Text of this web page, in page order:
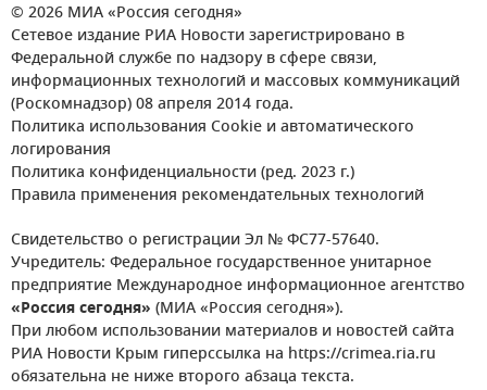
© 2026 МИА «Россия сегодня»
Сетевое издание РИА Новости зарегистрировано в
Федеральной службе по надзору в сфере связи,
информационных технологий и массовых коммуникаций
(Роскомнадзор) 08 апреля 2014 года.
Политика использования Cookie и автоматического
логирования
Политика конфиденциальности (ред. 2023 г.)
Правила применения рекомендательных технологий
Свидетельство о регистрации Эл № ФС77-57640.
Учредитель: Федеральное государственное унитарное
предприятие Международное информационное агентство
«Россия сегодня» (МИА «Россия сегодня»).
При любом использовании материалов и новостей сайта
РИА Новости Крым гиперссылка на https://crimea.ria.ru
обязательна не ниже второго абзаца текста.